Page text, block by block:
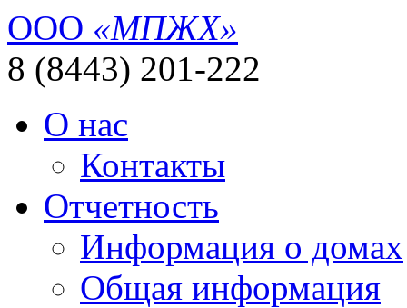
ООО «МПЖХ»
8 (8443) 201-222
О нас
Контакты
Отчетность
Информация о домах
Общая информация